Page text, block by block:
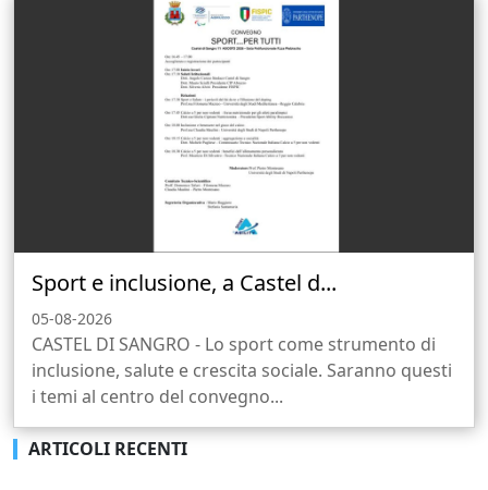
Sport e inclusione, a Castel d...
05-08-2026
CASTEL DI SANGRO - Lo sport come strumento di
inclusione, salute e crescita sociale. Saranno questi
i temi al centro del convegno...
ARTICOLI RECENTI